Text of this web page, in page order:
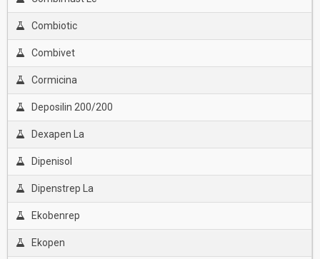
Combiotic
Combivet
Cormicina
Deposilin 200/200
Dexapen La
Dipenisol
Dipenstrep La
Ekobenrep
Ekopen